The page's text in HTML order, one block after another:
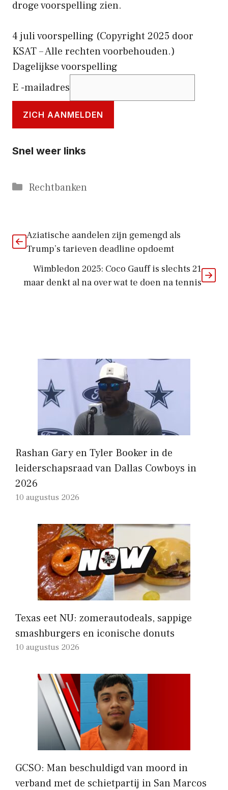
droge voorspelling zien.
4 juli voorspelling (Copyright 2025 door
KSAT – Alle rechten voorbehouden.)
Dagelijkse voorspelling
E -mailadres
ZICH AANMELDEN
Snel weer links
Categorieën
Rechtbanken
Aziatische aandelen zijn gemengd als
Trump’s tarieven deadline opdoemt
Wimbledon 2025: Coco Gauff is slechts 21
maar denkt al na over wat te doen na tennis
Rashan Gary en Tyler Booker in de
leiderschapsraad van Dallas Cowboys in
2026
10 augustus 2026
Texas eet NU: zomerautodeals, sappige
smashburgers en iconische donuts
10 augustus 2026
GCSO: Man beschuldigd van moord in
verband met de schietpartij in San Marcos